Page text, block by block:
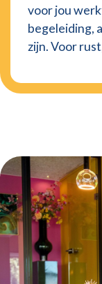
voor jou
begeleiding,
zijn. Voor